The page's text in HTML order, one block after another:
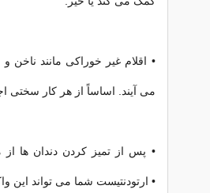
• اقلام غیر خوراکی مانند ناخن
می آیند. اساساً از هر کار سختی
• پس از تمیز کردن دندان ها از
• ارتودنتیست شما می تواند این